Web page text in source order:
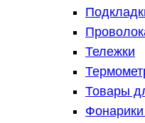
Тележки
Товары